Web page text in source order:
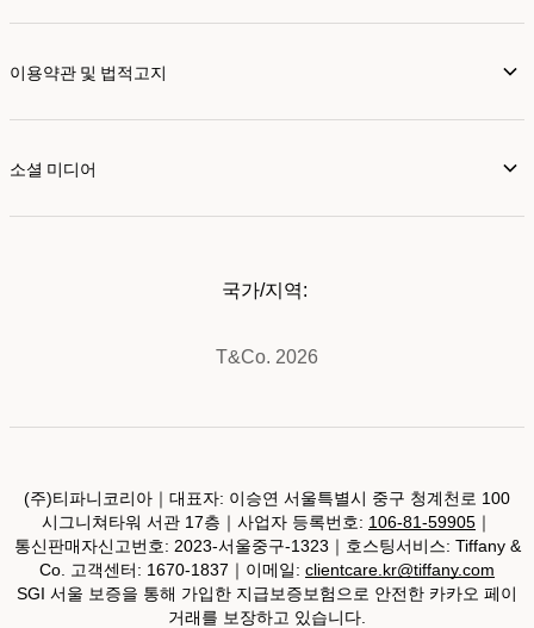
이용약관 및 법적고지
소셜 미디어
T&Co. 2026
국가/지역:
(주)티파니코리아｜대표자: 이승연 서울특별시 중구 청계천로 100
시그니쳐타워 서관 17층｜사업자 등록번호: 106-81-59905 ｜
통신판매자신고번호: 2023-서울중구-1323｜호스팅서비스: Tiffany &
Co. 고객센터: 1670-1837｜이메일: clientcare.kr@tiffany.com
SGI 서울 보증을 통해 가입한 지급보증보험으로 안전한 카카오 페이
거래를 보장하고 있습니다.